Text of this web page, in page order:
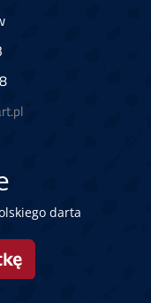
darta